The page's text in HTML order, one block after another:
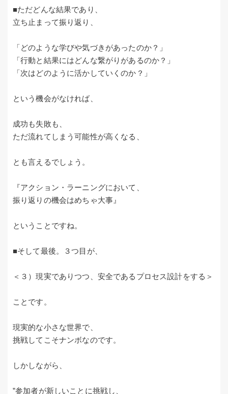
■ただどんな結果であり、
立ち止まって振り返り、
「どのような学びや気づきがあったのか？」
「行動と結果にはどんな繋がりがあるのか？」
「次はどのように活かしていくのか？」
という機会がなければ、
成功も失敗も、
ただ流れてしまう可能性が高くなる、
とも言えるでしょう。
『アクション・ラーニングにおいて、
振り返りの機会はめちゃ大事』
ということですね。
■そして最後。３つ目が、
＜３）現実でありつつ、安全であるプロセス設計をする＞
ことです。
現実的な小さな世界で、
挑戦してこそナンボなのです。
しかしながら、
”参加者が新しいことに挑戦し、